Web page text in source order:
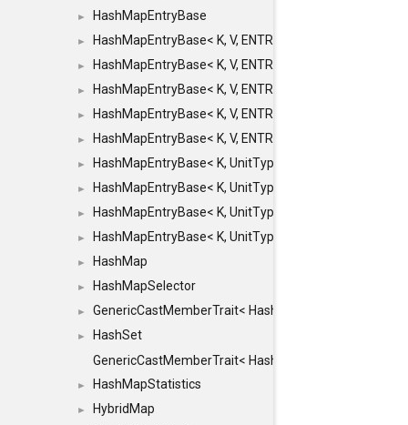
► HashMapEntryBase
► HashMapEntryBase< K, V, ENTRY_HANDLER,
► HashMapEntryBase< K, V, ENTRY_HANDLER,
► HashMapEntryBase< K, V, ENTRY_HANDLER,
► HashMapEntryBase< K, V, ENTRY_HANDLER,
► HashMapEntryBase< K, V, ENTRY_HANDLER,
► HashMapEntryBase< K, UnitType, ENTRY_HANDLER,
► HashMapEntryBase< K, UnitType, ENTRY_HANDLER,
► HashMapEntryBase< K, UnitType, ENTRY_HANDLER,
► HashMapEntryBase< K, UnitType, ENTRY_HANDLER,
► HashMap
► HashMapSelector
► GenericCastMemberTrait< HashMap< K_TO, V_TO >,
►
HashSet
GenericCastMemberTrait< HashSet< TO >, HashSet<
► HashMapStatistics
► HybridMap